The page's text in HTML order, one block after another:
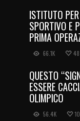
ISTITUTO
SPORTIVO E
PRIMA
66.1K 48
QUESTO
ESSERE
OLIMPICO
56.4K